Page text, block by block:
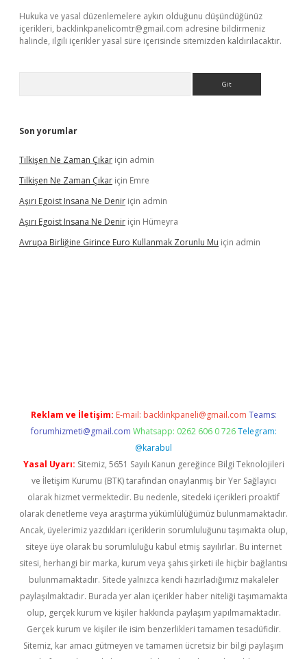
Hukuka ve yasal düzenlemelere aykırı olduğunu düşündüğünüz
içerikleri, backlinkpanelicomtr@gmail.com adresine bildirmeniz
halinde, ilgili içerikler yasal süre içerisinde sitemizden kaldırılacaktır.
Son yorumlar
Tilkişen Ne Zaman Çıkar için admin
Tilkişen Ne Zaman Çıkar için Emre
Aşırı Egoist Insana Ne Denir için admin
Aşırı Egoist Insana Ne Denir için Hümeyra
Avrupa Birliğine Girince Euro Kullanmak Zorunlu Mu için admin
Reklam ve İletişim: E-mail: backlinkpaneli@gmail.com Teams:
forumhizmeti@gmail.com Whatsapp: 0262 606 0 726 Telegram:
@karabul
Yasal Uyarı: Sitemiz, 5651 Sayılı Kanun gereğince Bilgi Teknolojileri
ve İletişim Kurumu (BTK) tarafından onaylanmış bir Yer Sağlayıcı
olarak hizmet vermektedir. Bu nedenle, sitedeki içerikleri proaktif
olarak denetleme veya araştırma yükümlülüğümüz bulunmamaktadır.
Ancak, üyelerimiz yazdıkları içeriklerin sorumluluğunu taşımakta olup,
siteye üye olarak bu sorumluluğu kabul etmiş sayılırlar. Bu internet
sitesi, herhangi bir marka, kurum veya şahıs şirketi ile hiçbir bağlantısı
bulunmamaktadır. Sitede yalnızca kendi hazırladığımız makaleler
paylaşılmaktadır. Burada yer alan içerikler haber niteliği taşımamakta
olup, gerçek kurum ve kişiler hakkında paylaşım yapılmamaktadır.
Gerçek kurum ve kişiler ile isim benzerlikleri tamamen tesadüfidir.
Sitemiz, kar amacı gütmeyen ve tamamen ücretsiz bir bilgi paylaşım